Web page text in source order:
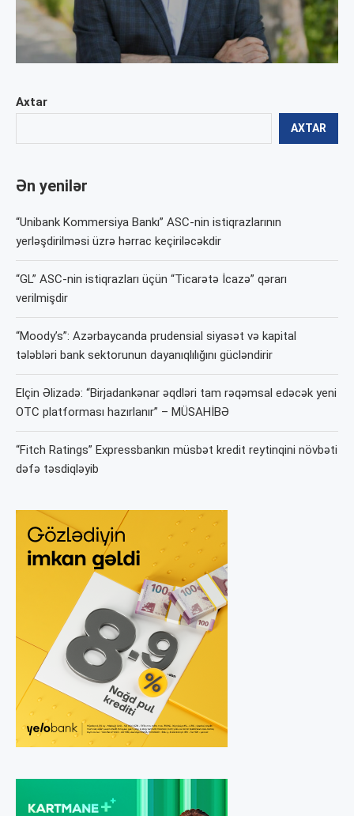
Axtar
AXTAR
Ən yenilər
“Unibank Kommersiya Bankı” ASC-nin istiqrazlarının
yerləşdirilməsi üzrə hərrac keçiriləcəkdir
“GL” ASC-nin istiqrazları üçün “Ticarətə İcazə” qərarı
verilmişdir
“Moody’s”: Azərbaycanda prudensial siyasət və kapital
tələbləri bank sektorunun dayanıqlılığını gücləndirir
Elçin Əlizadə: “Birjadankənar əqdləri tam rəqəmsal edəcək yeni
OTC platforması hazırlanır” – MÜSAHİBƏ
“Fitch Ratings” Expressbankın müsbət kredit reytinqini növbəti
dəfə təsdiqləyib